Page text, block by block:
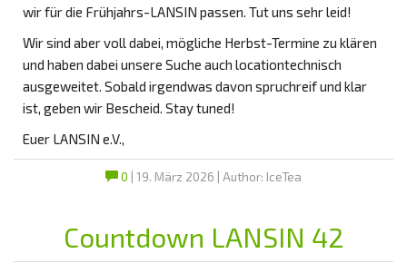
wir für die Frühjahrs-LANSIN passen. Tut uns sehr leid!
Wir sind aber voll dabei, mögliche Herbst-Termine zu klären
und haben dabei unsere Suche auch locationtechnisch
ausgeweitet. Sobald irgendwas davon spruchreif und klar
ist, geben wir Bescheid. Stay tuned!
Euer LANSIN e.V.,
0 | 19. März 2026 | Author: IceTea
Countdown LANSIN 42